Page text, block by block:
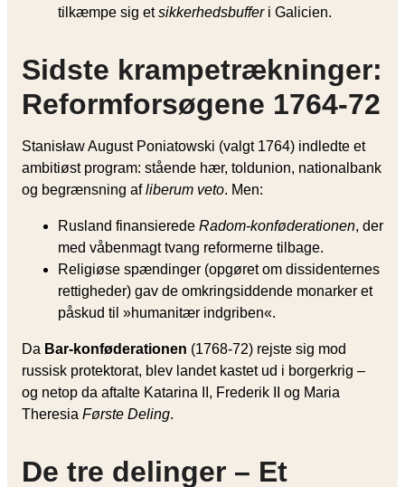
tilkæmpe sig etsikkerhedsbufferi Galicien.
Sidste krampetrækninger:
Reformforsøgene 1764-72
Stanisław August Poniatowski (valgt 1764) indledte et
ambitiøst program: stående hær, toldunion, nationalbank
og begrænsning afliberum veto. Men:
Rusland finansierede Radom-konføderationen, der
med våbenmagt tvang reformerne tilbage.
Religiøse spændinger (opgøret om dissidenternes
rettigheder) gav de omkringsiddende monarker et
påskud til »humanitær indgriben«.
Da Bar-konføderationen (1768-72) rejste sig mod
russisk protektorat, blev landet kastet ud i borgerkrig –
og netop da aftalte Katarina II, Frederik II og Maria
Theresia Første Deling.
De tre delinger – Et